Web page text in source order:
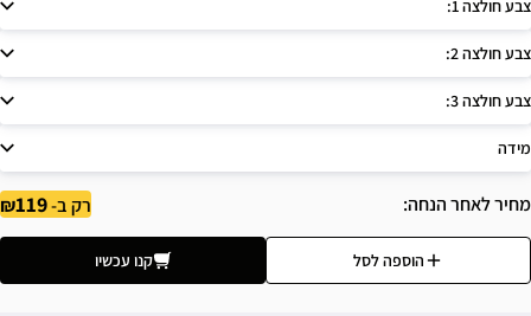
צבע חולצה 1:
צבע חולצה 2:
צבע חולצה 3:
מידה
מחיר לאחר הנחה רק ב-119
הוספה לסל קנו עכשיו